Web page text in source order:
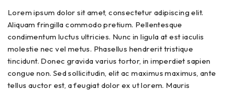
Lorem ipsum dolor sit amet, consectetur adipiscing elit.
Aliquam fringilla commodo pretium. Pellentesque
condimentum luctus ultricies. Nunc in ligula at est iaculis
molestie nec vel metus. Phasellus hendrerit tristique
tincidunt. Donec gravida varius tortor, in imperdiet sapien
congue non. Sed sollicitudin, elit ac maximus maximus, ante
tellus auctor est, a feugiat dolor ex ut lorem. Mauris